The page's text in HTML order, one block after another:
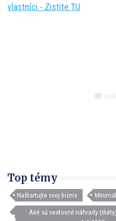
vlastníci - Zistite TU
Top témy
Naštartujte svoj biznis
Aké sú cestovné náhrady